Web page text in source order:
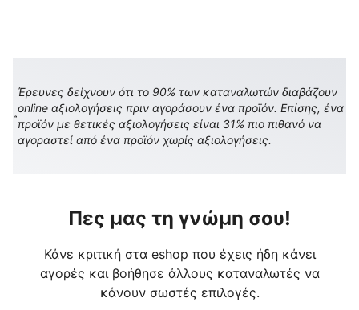
Έρευνες δείχνουν ότι το 90% των καταναλωτών διαβάζουν
online αξιολογήσεις πριν αγοράσουν ένα προϊόν. Επίσης, ένα
προϊόν με θετικές αξιολογήσεις είναι 31% πιο πιθανό να
αγοραστεί από ένα προϊόν χωρίς αξιολογήσεις.
Πες μας τη γνώμη σου!
Κάνε κριτική στα eshop που έχεις ήδη κάνει
αγορές και βοήθησε άλλους καταναλωτές να
κάνουν σωστές επιλογές.